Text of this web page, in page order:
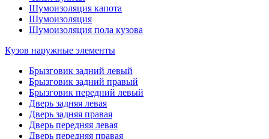
Шумоизоляция капота
Шумоизоляция
Шумоизоляция пола кузова
Кузов наружные элементы
Брызговик задний левый
Брызговик задний правый
Брызговик передний левый
Дверь задняя левая
Дверь задняя правая
Дверь передняя левая
Дверь передняя правая